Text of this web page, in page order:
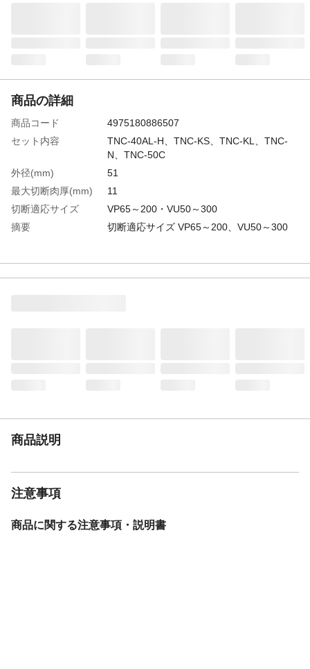
商品の詳細
商品コード
4975180886507
セット内容
TNC-40AL-H、TNC-KS、TNC-KL、TNC-
N、TNC-50C
外径(mm)
51
最大切断肉厚(mm)
11
切断適応サイズ
VP65～200・VU50～300
摘要
切断適応サイズ VP65～200、VU50～300
重さ
270.000G
材質1
特殊合金鋼
商品説明
注意事項
商品に関する注意事項・説明書